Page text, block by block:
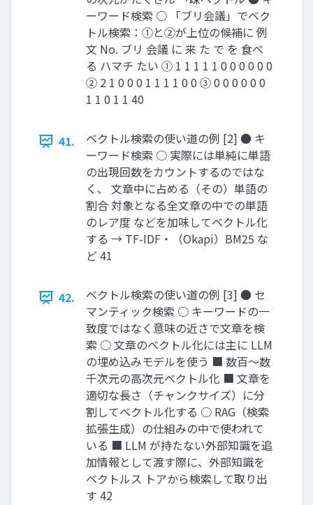
ーワード検索 ○ 「ブリ会議」でベク
トル検索：①と②が上位の候補に 例
文 No. ブリ 会議 に 来 た で を 食べ
る ハマチ たい ① 1 1 1 1 1 0 0 0 0 0 0
② 2 1 0 0 0 1 1 1 1 0 0 ③ 0 0 0 0 0 0
1 1 0 1 1 40
41.
ベクトル検索の使い道の例 [2] ● キ
ーワード検索 ○ 実際には単純に単語
の出現回数をカウントするのではな
く、 文章中に占める（その）単語の
割合 対象となる全文章の中での単語
のレア度 などを加味してベクトル化
する → TF-IDF・（Okapi）BM25 な
ど 41
42.
ベクトル検索の使い道の例 [3] ● セ
マンティック検索 ○ キーワードの一
致度ではなく意味の近さで文章を検
索 ○ 文章のベクトル化には主に LLM
の埋め込みモデルを使う ■ 数百～数
千次元の高次元ベクトル化 ■ 文章を
適切な長さ（チャンクサイズ）に分
割してベクトル化する ○ RAG（検索
拡張生成）の仕組みの中で使われて
いる ■ LLM が持たない外部知識を追
加情報として渡す際に、外部知識を
ベクトルス トアから検索して取り出
す 42